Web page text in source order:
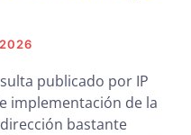
publicado por IP
implementación de la
bastante